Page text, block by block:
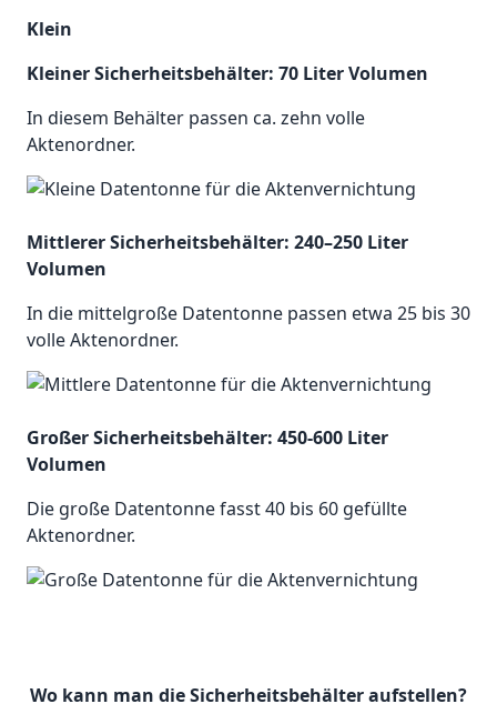
Klein
Kleiner Sicherheitsbehälter: 70 Liter Volumen
In diesem Behälter passen ca. zehn volle
Aktenordner.
Mittlerer Sicherheitsbehälter: 240–250 Liter
Volumen
In die mittelgroße Datentonne passen etwa 25 bis 30
volle Aktenordner.
Großer Sicherheitsbehälter: 450-600 Liter
Volumen
Die große Datentonne fasst 40 bis 60 gefüllte
Aktenordner.
Wo kann man die Sicherheitsbehälter aufstellen?